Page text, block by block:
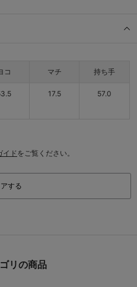
コ マチ 持ち手
17.5 57.0
イドをご覧ください。
する
リの商品